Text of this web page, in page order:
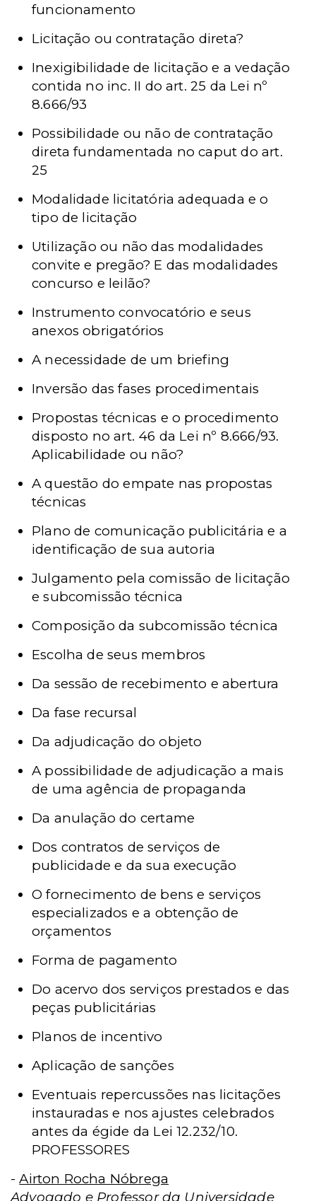
funcionamento
Licitação ou contratação direta?
Inexigibilidade de licitação e a vedação
contida no inc. II do art. 25 da Lei nº
8.666/93
Possibilidade ou não de contratação
direta fundamentada no caput do art.
25
Modalidade licitatória adequada e o
tipo de licitação
Utilização ou não das modalidades
convite e pregão? E das modalidades
concurso e leilão?
Instrumento convocatório e seus
anexos obrigatórios
A necessidade de um briefing
Inversão das fases procedimentais
Propostas técnicas e o procedimento
disposto no art. 46 da Lei nº 8.666/93.
Aplicabilidade ou não?
A questão do empate nas propostas
técnicas
Plano de comunicação publicitária e a
identificação de sua autoria
Julgamento pela comissão de licitação
e subcomissão técnica
Composição da subcomissão técnica
Escolha de seus membros
Da sessão de recebimento e abertura
Da fase recursal
Da adjudicação do objeto
A possibilidade de adjudicação a mais
de uma agência de propaganda
Da anulação do certame
Dos contratos de serviços de
publicidade e da sua execução
O fornecimento de bens e serviços
especializados e a obtenção de
orçamentos
Forma de pagamento
Do acervo dos serviços prestados e das
peças publicitárias
Planos de incentivo
Aplicação de sanções
Eventuais repercussões nas licitações
instauradas e nos ajustes celebrados
antes da égide da Lei 12.232/10.
PROFESSORES
-Airton Rocha Nóbrega
Advogado e Professor da Universidade